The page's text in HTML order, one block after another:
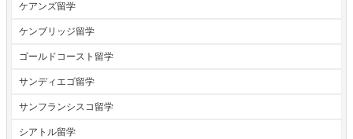
ケアンズ留学
ケンブリッジ留学
ゴールドコースト留学
サンディエゴ留学
サンフランシスコ留学
シアトル留学